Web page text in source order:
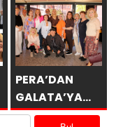
PERA’DAN
GALATA’YA
GURUBU